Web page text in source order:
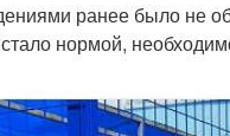
ранее было не
нормой,